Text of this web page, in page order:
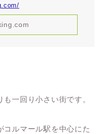
一回り小さい街です。
コルマール駅を中心にた